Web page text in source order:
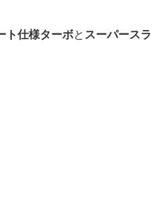
ト仕様ターボと スーパースラ